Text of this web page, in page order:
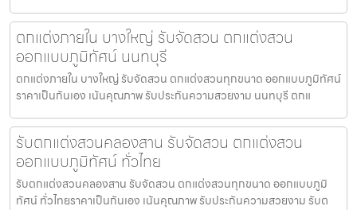
ตกแต่งภายใน บางใหญ่ รับจัดสวน ตกแต่งสวน
ออกแบบภูมิทัศน์ นนทบุรี
ตกแต่งภายใน บางใหญ่ รับจัดสวน ตกแต่งสวนทุกขนาด ออกแบบภูมิทัศน์
ราคาเป็นกันเอง เน้นคุณภาพ รับประกันความสวยงาม นนทบุรี ตกแ
รับตกแต่งสวนคลองสาน รับจัดสวน ตกแต่งสวน
ออกแบบภูมิทัศน์ ทั่วไทย
รับตกแต่งสวนคลองสาน รับจัดสวน ตกแต่งสวนทุกขนาด ออกแบบภูมิ
ทัศน์ ทั่วไทยราคาเป็นกันเอง เน้นคุณภาพ รับประกันความสวยงาม รับต